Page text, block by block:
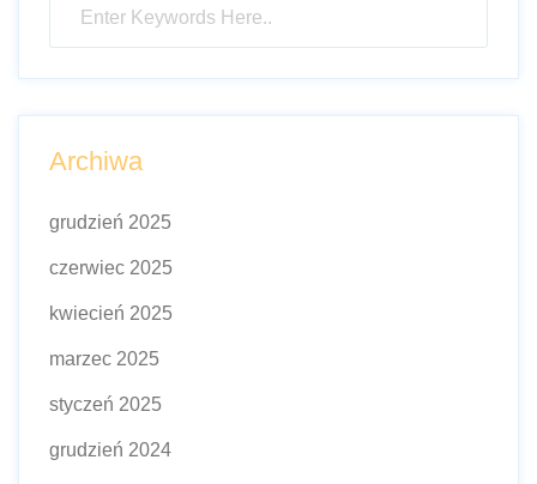
Archiwa
grudzień 2025
czerwiec 2025
kwiecień 2025
marzec 2025
styczeń 2025
grudzień 2024